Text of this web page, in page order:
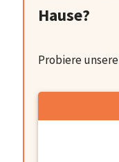
Hause?
Probiere unsere